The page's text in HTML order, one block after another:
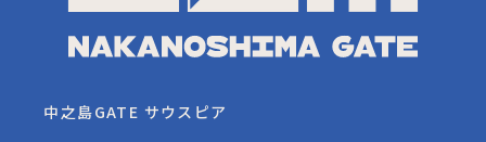
中之島GATE サウスピア